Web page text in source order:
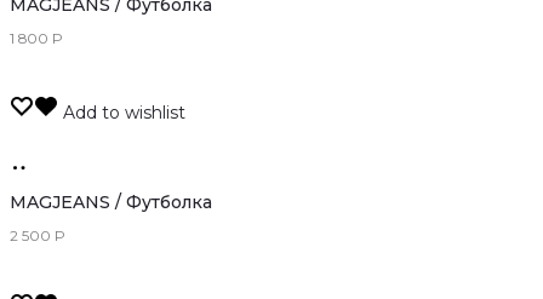
MAGJEANS / Футболка
1 800 Р
Add to wishlist
оффлайн
MAGJEANS / Футболка
2 500 Р